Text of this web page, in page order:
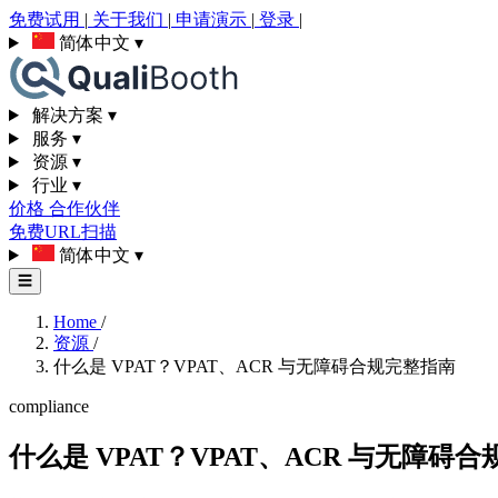
免费试用 | 关于我们 | 申请演示 | 登录 |
简体中文 ▾
解决方案 ▾
服务 ▾
资源 ▾
行业 ▾
价格 合作伙伴
免费URL扫描
简体中文 ▾
☰
Home /
资源 /
什么是 VPAT？VPAT、ACR 与无障碍合规完整指南
compliance
什么是 VPAT？VPAT、ACR 与无障碍合